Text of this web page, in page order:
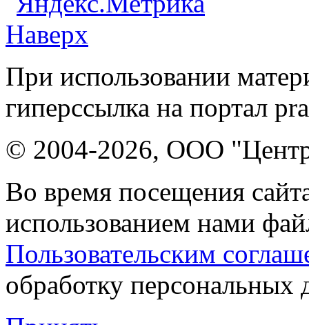
Наверх
При использовании
гиперссылка на портал
© 2004-2026, ООО "Центр
Во время посещения
использованием нами
Пользовательским
обработку персональных